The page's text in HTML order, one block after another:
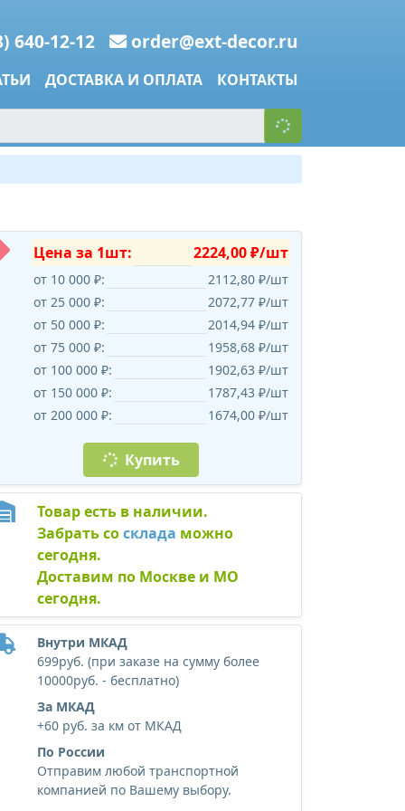
640-12-12 order@ext-decor.ru
ДОСТАВКА И ОПЛАТА КОНТАКТЫ
Цена за 1шт: 2224,00 ₽/шт
от 10 000 ₽:
2112,80 ₽/шт
от 25 000 ₽:
2072,77 ₽/шт
от 50 000 ₽:
2014,94 ₽/шт
от 75 000 ₽:
1958,68 ₽/шт
от 100 000 ₽:
1902,63 ₽/шт
от 150 000 ₽:
1787,43 ₽/шт
от 200 000 ₽:
1674,00 ₽/шт
Купить
Товар есть в наличии.
Забрать сосклада можно
сегодня.
Доставим по Москве и МО
сегодня.
Внутри МКАД
699руб. (при заказе на сумму более
10000руб. - бесплатно)
За МКАД
+60 руб. за км от МКАД
По России
Отправим любой транспортной
компанией по Вашему выбору.